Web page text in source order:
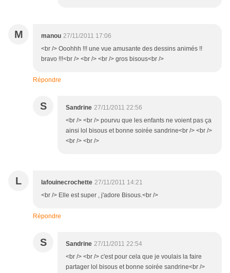
M manou 27/11/2011 17:06
<br /> Ooohhh !!! une vue amusante des dessins animés !!
bravo !!!<br /> <br /> <br /> gros bisous<br />
Répondre
S Sandrine 27/11/2011 22:56
<br /> <br /> pourvu que les enfants ne voient pas ça
ainsi lol bisous et bonne soirée sandrine<br /> <br />
<br /> <br />
L lafouinecrochette 27/11/2011 14:21
<br /> Elle est super , j'adore Bisous.<br />
Répondre
S Sandrine 27/11/2011 22:54
<br /> <br /> c'est pour cela que je voulais la faire
partager lol bisous et bonne soirée sandrine<br />